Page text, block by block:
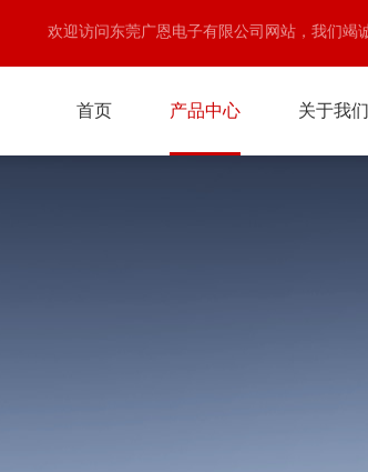
欢迎访问东莞广恩电子有限公司网站，我们竭
首页 产品中心 关于我们